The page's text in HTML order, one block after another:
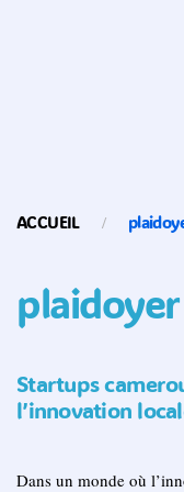
ACCUEIL
Startups
l’innovation
Dans un monde où